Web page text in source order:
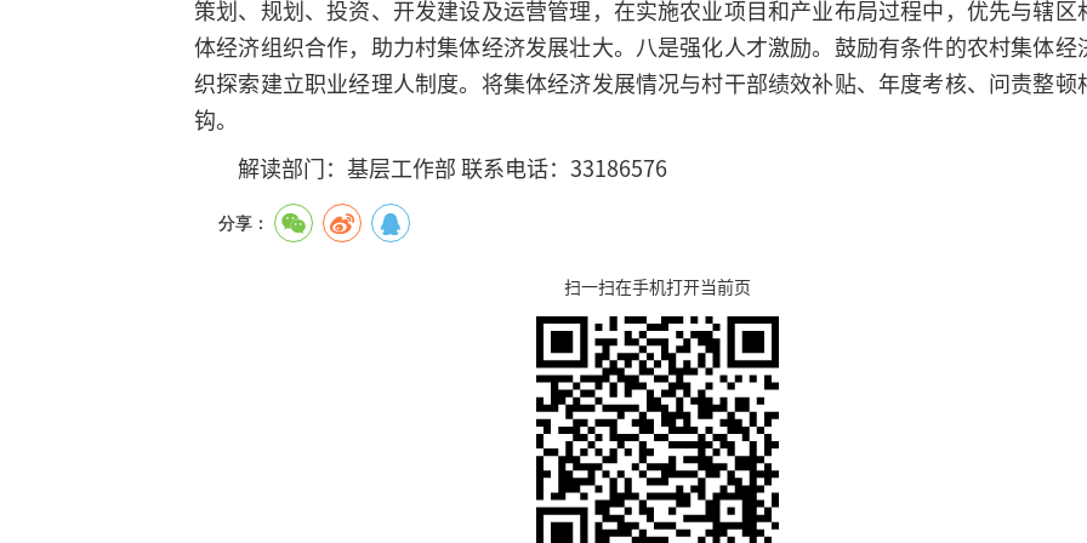
策划、规划、投资、开发建设及运营管理，在实施农业项目和产业布局过程中，优先与辖区
体经济组织合作，助力村集体经济发展壮大。八是强化人才激励。鼓励有条件的农村集体经
织探索建立职业经理人制度。将集体经济发展情况与村干部绩效补贴、年度考核、问责整顿
钩。
解读部门：基层工作部 联系电话：33186576
分享：
扫一扫在手机打开当前页